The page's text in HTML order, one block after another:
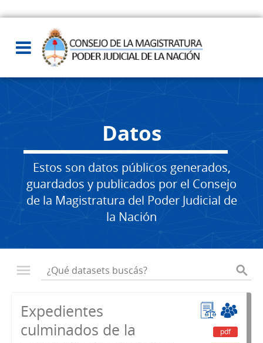
Datos
Estos son datos públicos generados,
guardados y publicados por el Consejo
de la Magistratura del Poder Judicial de
la Nación
Expedientes
culminados de la
pdf